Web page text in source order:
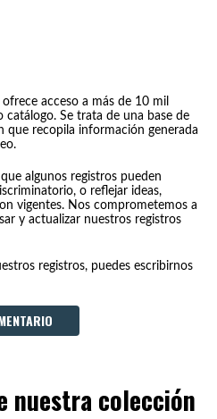
acceso a más de 10 mil
catálogo. Se trata de una base de
que recopila información generada
algunos registros pueden
o reflejar ideas,
vigentes. Nos comprometemos a
y actualizar nuestros registros
registros, puedes escribirnos
nuestra colección